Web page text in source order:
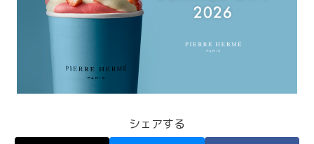
シェアする